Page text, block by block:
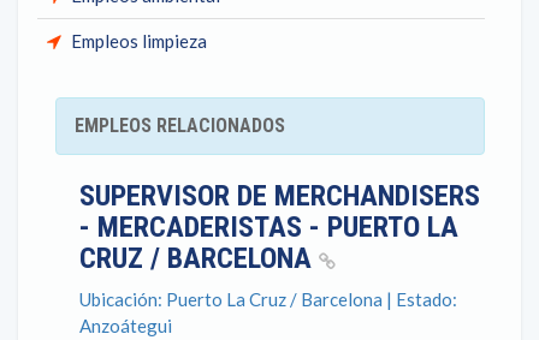
Empleos limpieza
EMPLEOS RELACIONADOS
SUPERVISOR DE MERCHANDISERS
- MERCADERISTAS - PUERTO LA
CRUZ / BARCELONA
Ubicación: Puerto La Cruz / Barcelona | Estado:
Anzoátegui